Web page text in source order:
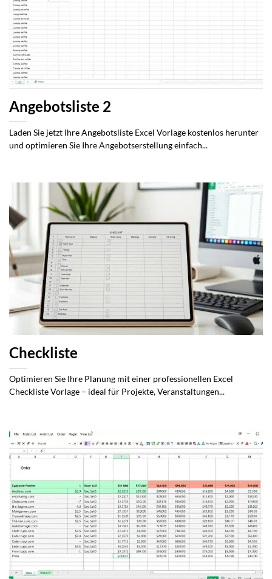
Angebotsliste 2
Laden Sie jetzt Ihre Angebotsliste Excel Vorlage kostenlos herunter
und optimieren Sie Ihre Angebotserstellung einfach...
Checkliste
Optimieren Sie Ihre Planung mit einer professionellen Excel
Checkliste Vorlage – ideal für Projekte, Veranstaltungen...